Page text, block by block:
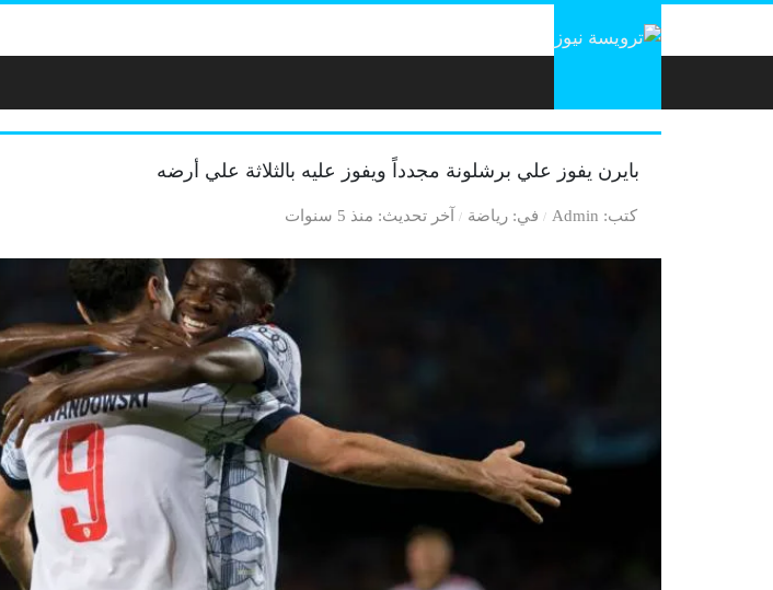
بايرن يفوز علي برشلونة مجدداً ويفوز عليه بالثلاثة علي أرضه
كتب Admin في رياضة آخر تحديث منذ 5 سنوات